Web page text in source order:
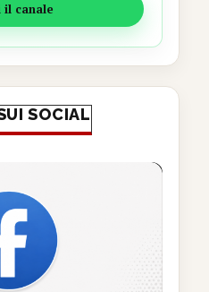
il canale
SOCIAL